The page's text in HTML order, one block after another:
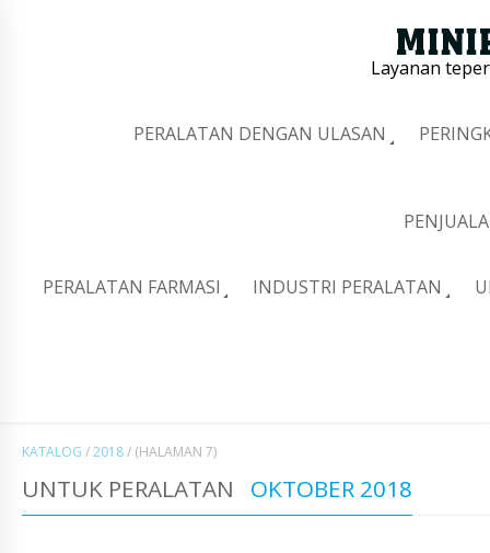
Layanan
PERALATAN DENGAN ULASAN
PERALATAN FARMASI INDUSTRI PERALATAN
KATALOG /2018/ (HALAMAN 7)
UNTUK PERALATAN OKTOBER 2018